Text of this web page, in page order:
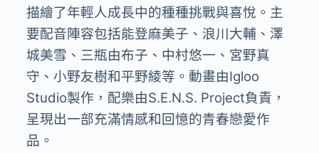
描繪了年輕人成長中的種種挑戰與喜悅。主
要配音陣容包括能登麻美子、浪川大輔、澤
城美雪、三瓶由布子、中村悠一、宮野真
守、小野友樹和平野綾等。動畫由Igloo
Studio製作，配樂由S.E.N.S. Project負責，
呈現出一部充滿情感和回憶的青春戀愛作
品。